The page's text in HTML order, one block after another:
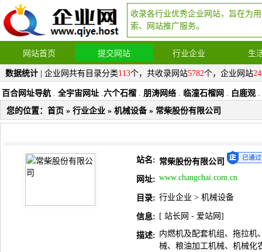
收录各行业优秀企业网站，旨在为
索、网站推广服务。
网站首页 提交网站 行业企业 生
数据统计 | 企业网共有目录分类113个，共收录网站5782个，企业网站
百合网址导航 . 全宇宙网址 .六个石榴 . 朋涛网络 . 临潼石榴网 . 白鹿观 .
您的位置： 首页 » 行业企业 » 机械设备» 常柴股份有限公司
站名: 常柴股份有限公司
网址: www.changchai.com.cn
目录: 行业企业 > 机械设备
信息: [ 站长网 - 爱站网 ]
描述: 内燃机及配套机组、拖拉机
械、粮油加工机械、机械化